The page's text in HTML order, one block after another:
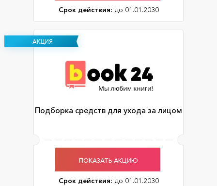
Срок действия: до 01.01.2030
АКЦИЯ
Подборка средств для ухода за лицом
ПОКАЗАТЬ АКЦИЮ
Срок действия: до 01.01.2030